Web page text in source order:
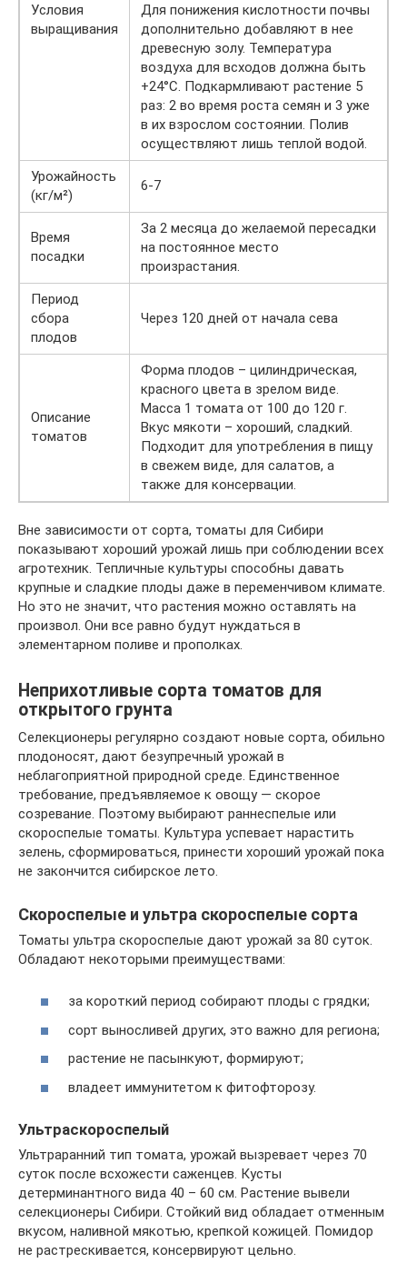
Условия
выращивания
Для понижения кислотности почвы
дополнительно добавляют в нее
древесную золу. Температура
воздуха для всходов должна быть
+24°С. Подкармливают растение 5
раз: 2 во время роста семян и 3 уже
в их взрослом состоянии. Полив
осуществляют лишь теплой водой.
Урожайность
(кг/м²)
6-7
Время
посадки
За 2 месяца до желаемой пересадки
на постоянное место
произрастания.
Период
сбора
плодов
Через 120 дней от начала сева
Описание
томатов
Форма плодов – цилиндрическая,
красного цвета в зрелом виде.
Масса 1 томата от 100 до 120 г.
Вкус мякоти – хороший, сладкий.
Подходит для употребления в пищу
в свежем виде, для салатов, а
также для консервации.
Вне зависимости от сорта, томаты для Сибири
показывают хороший урожай лишь при соблюдении всех
агротехник. Тепличные культуры способны давать
крупные и сладкие плоды даже в переменчивом климате.
Но это не значит, что растения можно оставлять на
произвол. Они все равно будут нуждаться в
элементарном поливе и прополках.
Неприхотливые сорта томатов для
открытого грунта
Селекционеры регулярно создают новые сорта, обильно
плодоносят, дают безупречный урожай в
неблагоприятной природной среде. Единственное
требование, предъявляемое к овощу — скорое
созревание. Поэтому выбирают раннеспелые или
скороспелые томаты. Культура успевает нарастить
зелень, сформироваться, принести хороший урожай пока
не закончится сибирское лето.
Скороспелые и ультра скороспелые сорта
Томаты ультра скороспелые дают урожай за 80 суток.
Обладают некоторыми преимуществами:
за короткий период собирают плоды с грядки;
сорт выносливей других, это важно для региона;
растение не пасынкуют, формируют;
владеет иммунитетом к фитофторозу.
Ультраскороспелый
Ультраранний тип томата, урожай вызревает через 70
суток после всхожести саженцев. Кусты
детерминантного вида 40 – 60 см. Растение вывели
селекционеры Сибири. Стойкий вид обладает отменным
вкусом, наливной мякотью, крепкой кожицей. Помидор
не растрескивается, консервируют цельно.